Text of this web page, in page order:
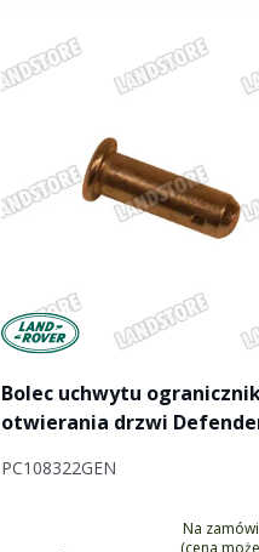
Manufactured by Land rover
Bolec uchwytu
otwierania drzwi
PC108322GEN
Na
(cena